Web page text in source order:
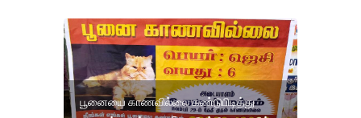
பூனையை காணவில்லை கண்டுபிடித்து